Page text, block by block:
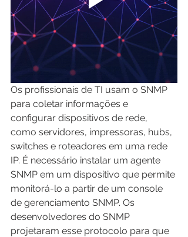
Os profissionais de TI usam o SNMP
para coletar informações e
configurar dispositivos de rede,
como servidores, impressoras, hubs,
switches e roteadores em uma rede
IP. É necessário instalar um agente
SNMP em um dispositivo que permite
monitorá-lo a partir de um console
de gerenciamento SNMP. Os
desenvolvedores do SNMP
projetaram esse protocolo para que